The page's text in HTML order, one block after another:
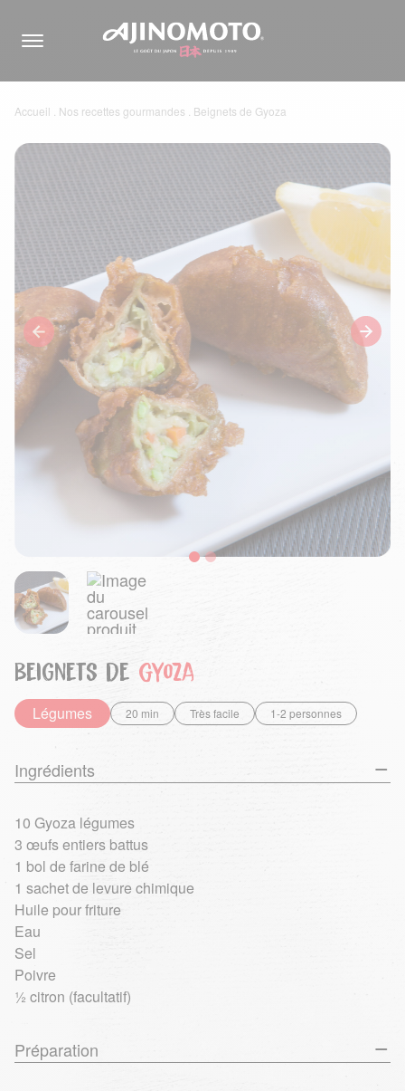
Accueil Nos recettes gourmandes Beignets de Gyoza
beignets de Gyoza
Légumes 20 min Très facile 1-2 personnes
Ingrédients
10 Gyoza légumes
3 œufs entiers battus
1 bol de farine de blé
1 sachet de levure chimique
Huile pour friture
Eau
Sel
Poivre
½ citron (facultatif)
Préparation